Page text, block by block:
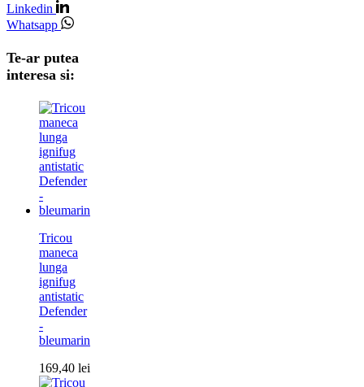
Linkedin
Whatsapp
Te-ar putea
interesa si:
Tricou
maneca
lunga
ignifug
antistatic
Defender
-
bleumarin
169,40 lei